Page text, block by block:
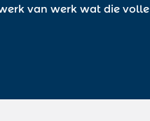
van werk wat die volle